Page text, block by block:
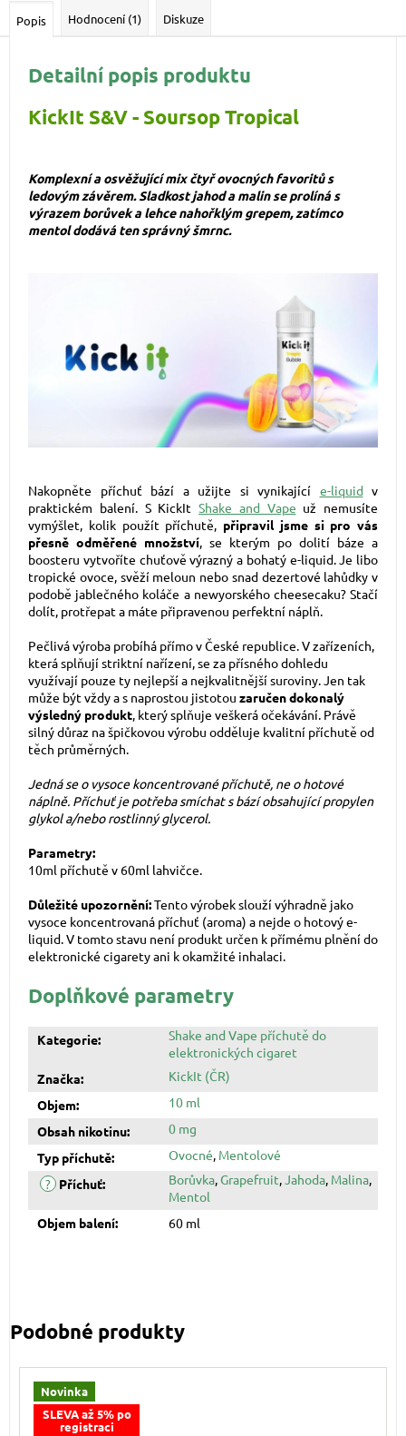
Popis Hodnocení (1) Diskuze
Detailní popis produktu
KickIt S&V - Soursop Tropical
Komplexní a osvěžující mix čtyř ovocných favoritů s
ledovým závěrem. Sladkost jahod a malin se prolíná s
výrazem borůvek a lehce nahořklým grepem, zatímco
mentol dodává ten správný šmrnc.
Nakopněte příchuť bází a užijte si vynikající e-liquid v
praktickém balení. S KickIt Shake and Vape už nemusíte
vymýšlet, kolik použít příchutě, připravil jsme si pro vás
přesně odměřené množství, se kterým po dolití báze a
boosteru vytvoříte chuťově výrazný a bohatý e-liquid. Je libo
tropické ovoce, svěží meloun nebo snad dezertové lahůdky v
podobě jablečného koláče a newyorského cheesecaku? Stačí
dolít, protřepat a máte připravenou perfektní náplň.
Pečlivá výroba probíhá přímo v České republice. V zařízeních,
která splňují striktní nařízení, se za přísného dohledu
využívají pouze ty nejlepší a nejkvalitnější suroviny. Jen tak
může být vždy a s naprostou jistotou zaručen dokonalý
výsledný produkt, který splňuje veškerá očekávání. Právě
silný důraz na špičkovou výrobu odděluje kvalitní příchutě od
těch průměrných.
Jedná se o vysoce koncentrované příchutě, ne o hotové
náplně. Příchuť je potřeba smíchat s bází obsahující propylen
glykol a/nebo rostlinný glycerol.
Parametry:
10ml příchutě v 60ml lahvičce.
Důležité upozornění:Tento výrobek slouží výhradně jako
vysoce koncentrovaná příchuť (aroma) a nejde o hotový e-
liquid. V tomto stavu není produkt určen k přímému plnění do
elektronické cigarety ani k okamžité inhalaci.
Doplňkové parametry
Kategorie:
Shake and Vape příchutě do
elektronických cigaret
Značka:
KickIt (ČR)
Objem:
10 ml
Obsah nikotinu:
0 mg
Typ příchutě: Ovocné, Mentolové
? Příchuť: Borůvka,Grapefruit,Jahoda, Malina,
Mentol
Objem balení: 60 ml
Novinka
SLEVA až 5% po
registraci